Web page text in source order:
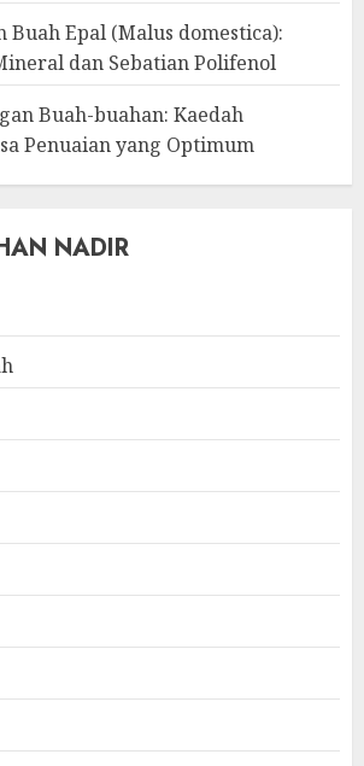
Buah Epal (Malus domestica):
dan Sebatian Polifenol
Buah-buahan: Kaedah
Penuaian yang Optimum
NADIR